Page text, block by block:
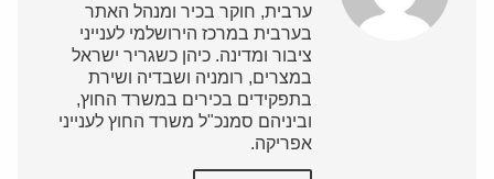
ערבית, חוקר בכיר ומנהל האתר
בערבית במרכז הירושלמי לענייני
ציבור ומדינה. כיהן כשגריר ישראל
במצרים, רומניה ושבדיה ושירת
בתפקידים בכירים במשרד החוץ,
וביניהם סמנכ"ל משרד החוץ לענייני
אפריקה.